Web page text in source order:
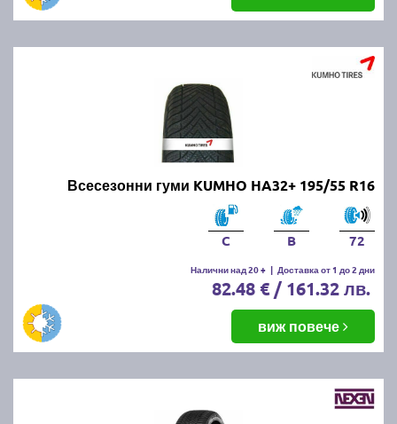
Всесезонни гуми KUMHO HA32+ 195/55 R16
C B 72
Налични над 20 + | Доставка от 1 до 2 дни
82.48 € / 161.32 лв.
виж повече